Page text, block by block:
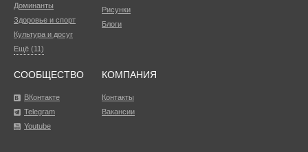
Доминанты
Здоровье и спорт
Культура и досуг
Ещё (11)
Рисунки
Блоги
СООБЩЕСТВО
ВКонтакте
Telegram
Youtube
КОМПАНИЯ
Контакты
Вакансии